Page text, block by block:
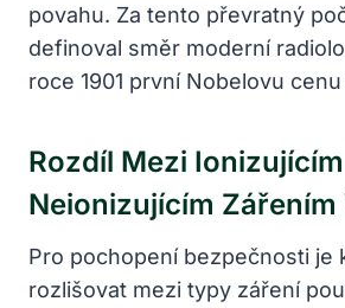
povahu. Za tento převratný
definoval směr moderní
roce 1901 první Nobelovu
Rozdíl Mezi
Neionizujícím Zářením
Pro pochopení bezpečnosti je
rozlišovat mezi typy záření